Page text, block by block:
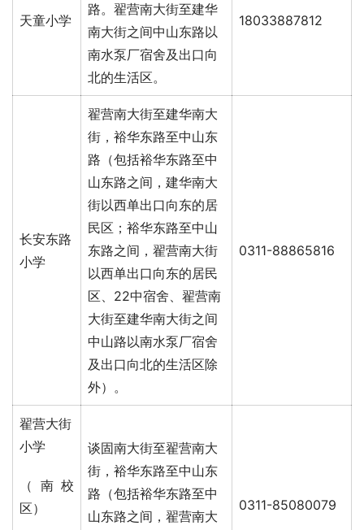
天童小学
路。翟营南大街至建华
南大街之间中山东路以
南水泵厂宿舍及出口向
北的生活区。
18033887812
长安东路
小学
翟营南大街至建华南大
街，裕华东路至中山东
路（包括裕华东路至中
山东路之间，建华南大
街以西单出口向东的居
民区；裕华东路至中山
东路之间，翟营南大街
以西单出口向东的居民
区、22中宿舍、翟营南
大街至建华南大街之间
中山路以南水泵厂宿舍
及出口向北的生活区除
外）。
0311-88865816
翟营大街
小学
（南校
区）
谈固南大街至翟营南大
街，裕华东路至中山东
路（包括裕华东路至中
山东路之间，翟营南大
0311-85080079